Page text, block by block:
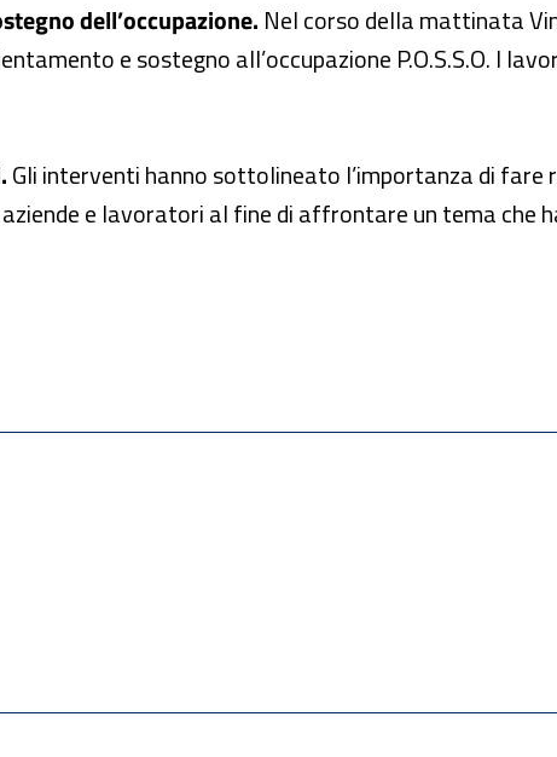
dell’occupazione. Nel corso della mattinata
e sostegno all’occupazione P.O.S.S.O. I
Gli interventi hanno sottolineato l’importanza di fare
e lavoratori al fine di affrontare un tema che